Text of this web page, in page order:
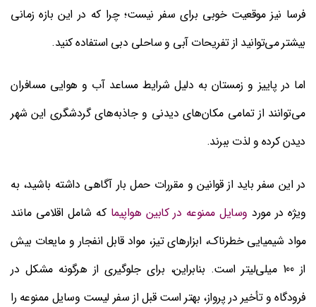
فرسا نیز موقعیت خوبی برای سفر نیست؛ چرا که در این بازه زمانی
بیشتر می‌توانید از تفریحات آبی و ساحلی دبی استفاده کنید.
اما در پاییز و زمستان به دلیل شرایط مساعد آب و هوایی مسافران
می‌توانند از تمامی مکان‌های دیدنی و جاذبه‌های گردشگری این شهر
دیدن کرده و لذت ببرند.
در این سفر باید از قوانین و مقررات حمل بار آگاهی داشته باشید، به
ویژه در مورد وسایل ممنوعه در کابین هواپیما که شامل اقلامی مانند
مواد شیمیایی خطرناک، ابزارهای تیز، مواد قابل انفجار و مایعات بیش
از 100 میلی‌لیتر است. بنابراین، برای جلوگیری از هرگونه مشکل در
فرودگاه و تأخیر در پرواز، بهتر است قبل از سفر لیست وسایل ممنوعه را